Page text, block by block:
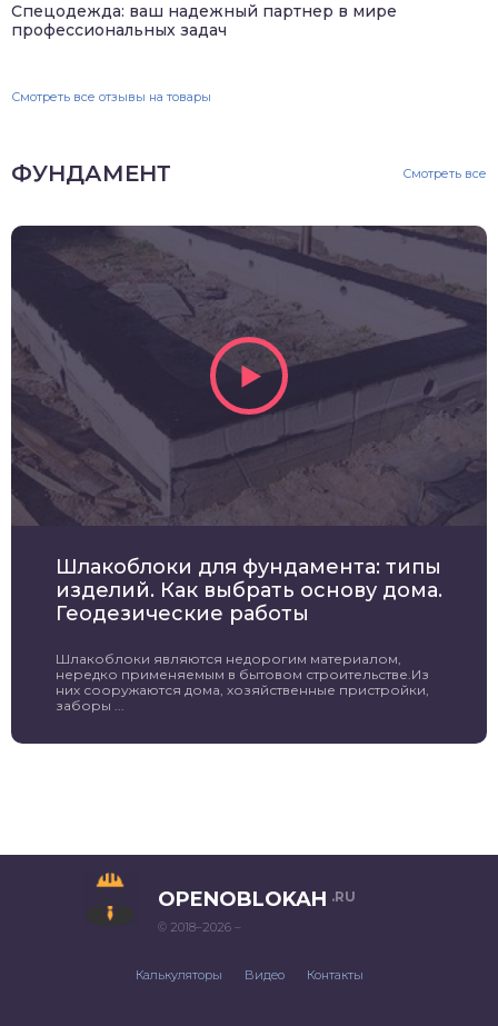
Спецодежда: ваш надежный партнер в мире
профессиональных задач
Смотреть все отзывы на товары
ФУНДАМЕНТ Смотреть все
Шлакоблоки для фундамента: типы
изделий. Как выбрать основу дома.
Геодезические работы
Шлакоблоки являются недорогим материалом,
нередко применяемым в бытовом строительстве.Из
них сооружаются дома, хозяйственные пристройки,
заборы ...
OPENOBLOKAH .RU
© 2018–2026 –
Калькуляторы Видео Контакты